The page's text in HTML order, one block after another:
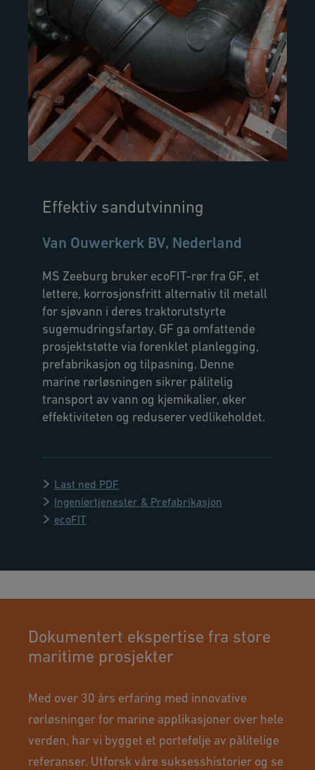
Effektiv sandutvinning
Van Ouwerkerk BV, Nederland
MS Zeeburg bruker ecoFIT-rør fra GF, et
lettere, korrosjonsfritt alternativ til metall
for sjøvann i deres traktorutstyrte
sugemudringsfartøy. GF ga omfattende
prosjektstøtte via forenklet planlegging,
prefabrikasjon og tilpasning. Denne
marine rørløsningen sikrer pålitelig
transport av vann og kjemikalier, øker
effektiviteten og reduserer vedlikeholdet.
Last ned PDF
Ingeniørtjenester & Prefabrikasjon
ecoFIT
Dokumentert ekspertise fra store
maritime prosjekter
Med over 30 års erfaring med innovative
rørløsninger for marine applikasjoner over hele
verden, har vi bygget et portefølje av pålitelige
referanser. Utforsk våre suksesshistorier og se